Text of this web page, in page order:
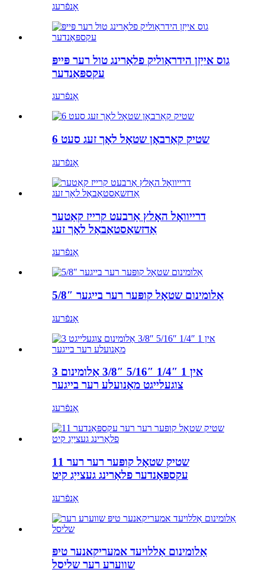
אָנפֿרעג
גוס אייַזן הידראַוליק פלאַרינג טול רער פּייפּ
עקספּאַנדער
אָנפֿרעג
6 שטיק קאַרבאָן שטאָל לאָך זעג סעט
אָנפֿרעג
דרייוואָל האָלץ אַרבעט קרייז קאַטער
אַדזשאַסטאַבאַל לאָך זעג
אָנפֿרעג
5/8″ אַלומינום שטאָל קופּער רער בייגער
אָנפֿרעג
3 אין 1 1/4″ 5/16″ 3/8″ אַלומינום
צוגעלייגט מאַנועלע רער בייגער
אָנפֿרעג
11 שטיק שטאָל קופּער רער רער
עקספּאַנדער פלאַרינג געצייַג קיט
אָנפֿרעג
אַלומינום אַללויעד אמעריקאנער טיפּ
שווערע רער שליסל